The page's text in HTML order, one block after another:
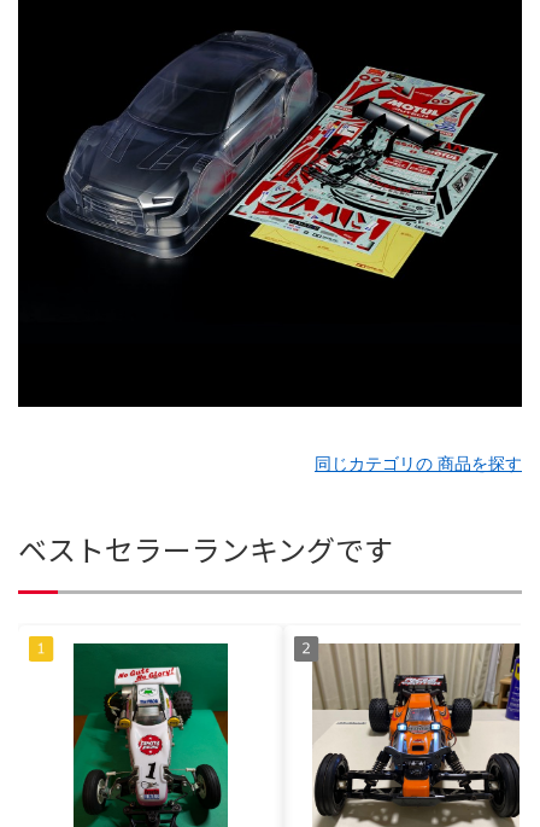
同じカテゴリの 商品を探す
ベストセラーランキングです